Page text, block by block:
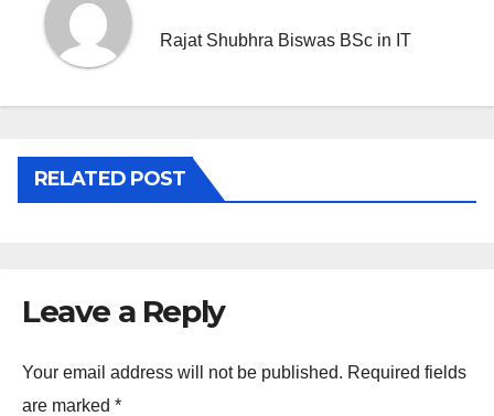
k
Rajat Shubhra Biswas BSc in IT
RELATED POST
Leave a Reply
Your email address will not be published. Required fields
are marked *